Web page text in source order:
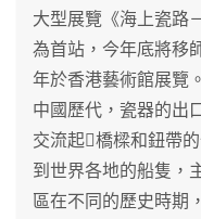
大型展覽《海上瓷路
為首站，今年底將移
年於香港藝術館展覽
中國歷代，瓷器的出
交流起橋樑和鈕帶
到世界各地的船隻，
區在不同的歷史時期